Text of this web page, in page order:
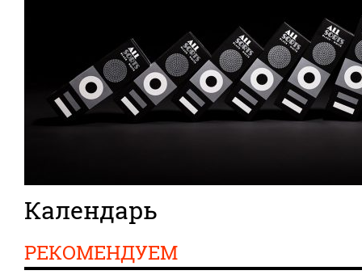
Календарь
РЕКОМЕНДУЕМ